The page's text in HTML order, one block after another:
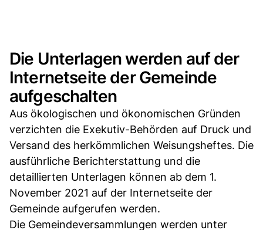
Die Unterlagen werden auf der
Internetseite der Gemeinde
aufgeschalten
Aus ökologischen und ökonomischen Gründen
verzichten die Exekutiv-Behörden auf Druck und
Versand des herkömmlichen Weisungsheftes. Die
ausführliche Berichterstattung und die
detaillierten Unterlagen können ab dem 1.
November 2021 auf der Internetseite der
Gemeinde aufgerufen werden.
Die Gemeindeversammlungen werden unter